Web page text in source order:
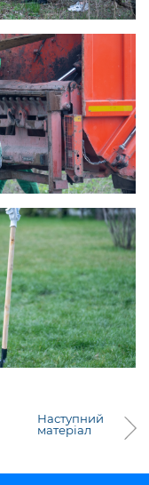
Наступний
матеріал